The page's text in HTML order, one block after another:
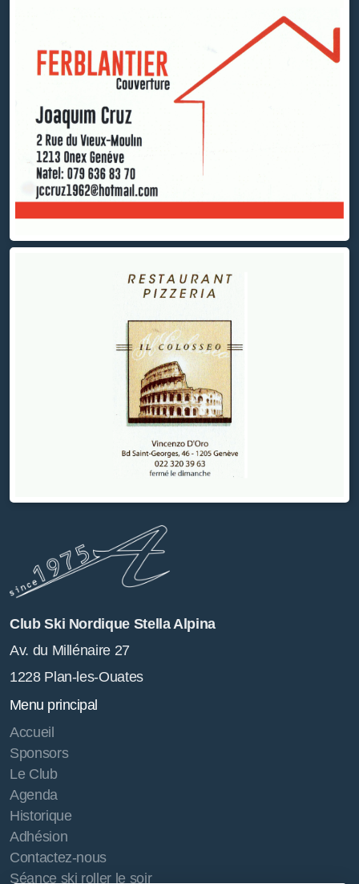
Club Ski Nordique Stella Alpina
Av. du Millénaire 27
1228 Plan-les-Ouates
Menu principal
Accueil
Sponsors
Le Club
Agenda
Historique
Adhésion
Contactez-nous
Séance ski roller le soir